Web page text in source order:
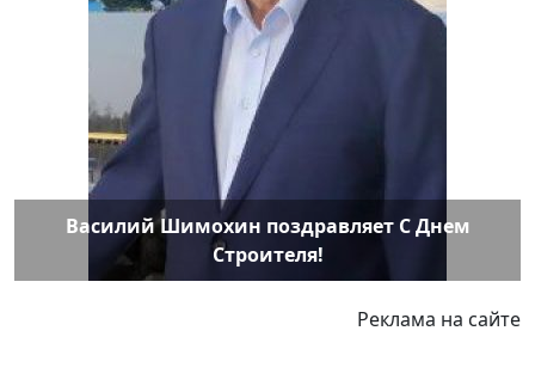
Василий Шимохин поздравляет С Днем
Строителя!
Реклама на сайте